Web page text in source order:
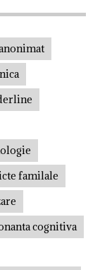
familale
cognitiva